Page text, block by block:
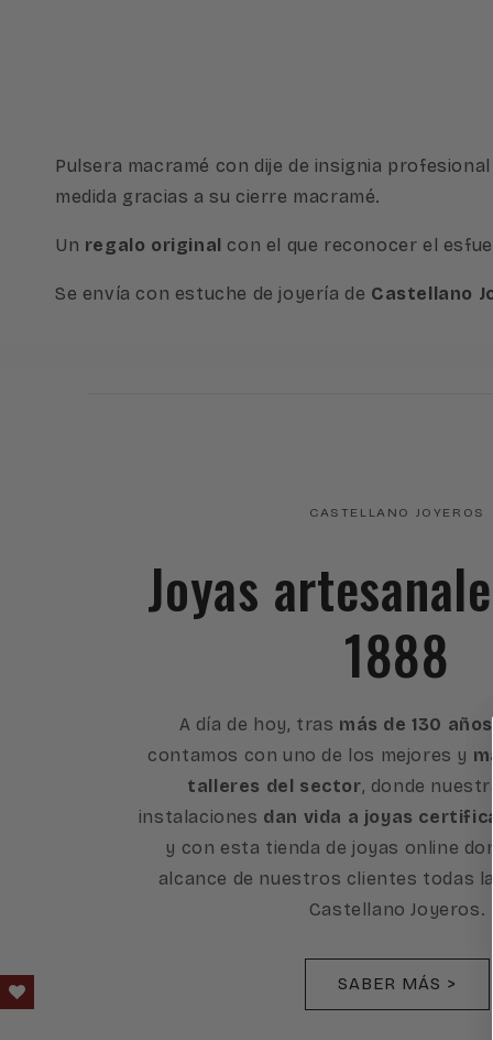
Pulsera macramé con dije de insignia
medida gracias a su cierre macramé.
Un regalo original con el que reconocer el
Se envía con estuche de joyería de Castellano
CASTELLANO JOYEROS
Joyas
1888
A día de hoy, tras más de 130
contamos con uno de los mejores y
talleres del sector, donde
instalaciones dan vida a joyas
y con esta tienda de joyas online
alcance de nuestros clientes todas
Castellano Joyeros.
SABER MÁS >